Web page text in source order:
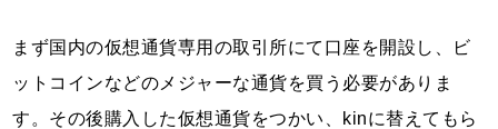
まず国内の仮想通貨専用の取引所にて口座を開設し、ビ
ットコインなどのメジャーな通貨を買う必要がありま
す。その後購入した仮想通貨をつかい、kinに替えてもら